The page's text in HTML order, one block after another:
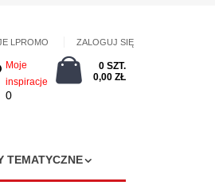
LPROMO ZALOGUJ SIĘ
Moje
inspiracje
0
0 SZT.
0,00 ZŁ
TEMATYCZNE